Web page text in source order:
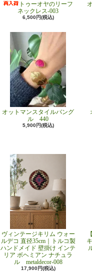
トゥーオヤのリーフ
ネックレス-003
6,500円(税込)
オットマンスタイルバング
ル 440
5,900円(税込)
ヴィンテージキリム ウォー
ルデコ 直径35cm｜トルコ製
ハンドメイド 壁掛け インテ
リア ボヘミアン ナチュラ
ル metaldecor-008
17,900円(税込)